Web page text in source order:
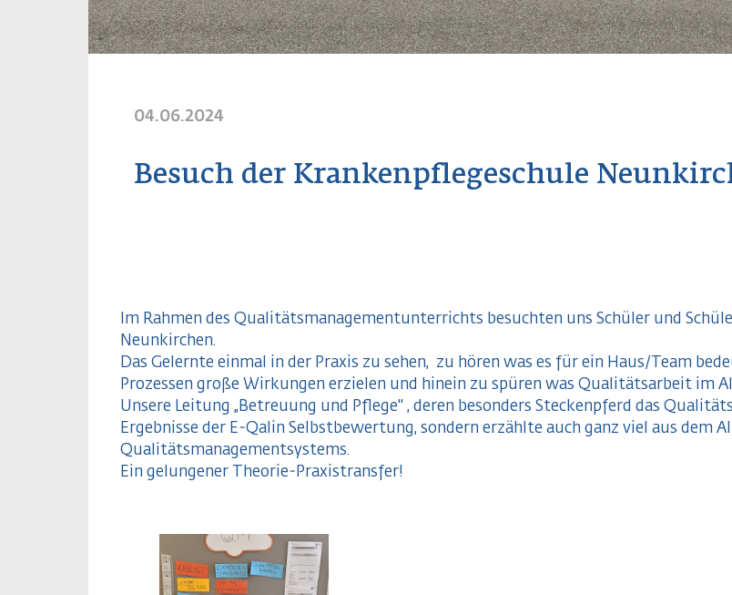
04.06.2024
Besuch der Krankenpflegeschule
Im Rahmen des Qualitätsmanagementunterrichts besuchten uns Schüler und
Neunkirchen.
Das Gelernte einmal in der Praxis zu sehen, zu hören was es für ein Haus/Team
Prozessen große Wirkungen erzielen und hinein zu spüren was Qualitätsarbeit im
Unsere Leitung „Betreuung und Pflege" , deren besonders Steckenpferd das
Ergebnisse der E-Qalin Selbstbewertung, sondern erzählte auch ganz viel aus dem
Qualitätsmanagementsystems.
Ein gelungener Theorie-Praxistransfer!